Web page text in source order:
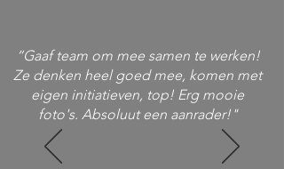
“Gaaf team om mee samen te werken!
Ze denken heel goed mee, komen met
eigen initiatieven, top! Erg mooie
foto's. Absoluut een aanrader!"